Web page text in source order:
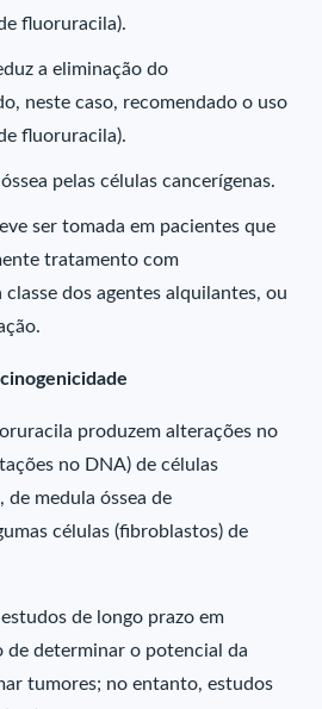
fluoruracila).
a eliminação do
neste caso, recomendado o uso
fluoruracila).
pelas células cancerígenas.
ser tomada em pacientes que
tratamento com
dos agentes alquilantes, ou
produzem alterações no
no DNA) de células
medula óssea de
células (fibroblastos) de
de longo prazo em
determinar o potencial da
tumores; no entanto, estudos